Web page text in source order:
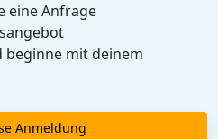
eine Anfrage
beginne mit deinem
Anmeldung